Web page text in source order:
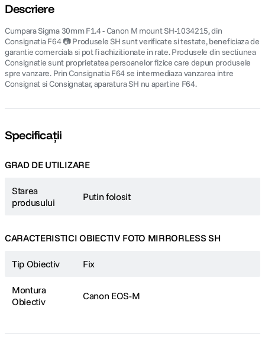
Descriere
Cumpara Sigma 30mm F1.4 - Canon M mount SH-1034215, din
Consignatia F64 📷 Produsele SH sunt verificate si testate, beneficiaza de
garantie comerciala si pot fi achizitionate in rate. Produsele din sectiunea
Consignatie sunt proprietatea persoanelor fizice care depun produsele
spre vanzare. Prin Consignatia F64 se intermediaza vanzarea intre
Consignat si Consignatar, aparatura SH nu apartine F64.
Specificații
GRAD DE UTILIZARE
Starea
produsului
Putin folosit
CARACTERISTICI OBIECTIV FOTO MIRRORLESS SH
Tip Obiectiv Fix
Montura
Obiectiv
Canon EOS-M